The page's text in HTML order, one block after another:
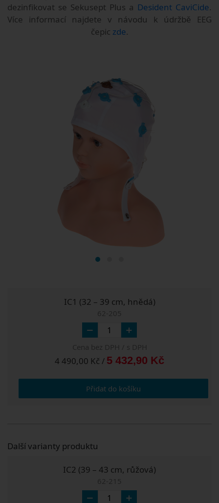
dezinfikovat se Sekusept Plus a Desident CaviCide.
Více informací najdete v návodu k údržbě EEG
čepic zde.
IC1 (32 – 39 cm, hnědá)
62-205
Cena bez DPH / s DPH
4 490,00 Kč / 5 432,90 Kč
Přidat do košíku
Další varianty produktu
IC2 (39 – 43 cm, růžová)
62-215